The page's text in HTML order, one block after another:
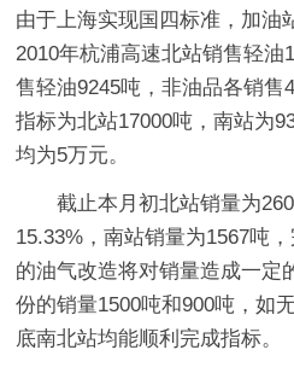
由于上海实现国四标准，加油
2010年杭浦高速北站销售轻油
售轻油9245吨，非油品各销售
指标为北站17000吨，南站为
均为5万元。
截止本月初北站销量为
15.33%，南站销量为1567吨
的油气改造将对销量造成一定
份的销量1500吨和900吨，如
底南北站均能顺利完成指标。